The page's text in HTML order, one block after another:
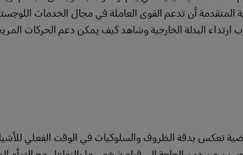
المتقدمة أن تدعم القوى العاملة في مجال الخدمات
ارتداء البدلة الخارجية وشاهد كيف يمكن دعم الحركات
تعكس بدقة الظروف والسلوكيات في الوقت الفعلي